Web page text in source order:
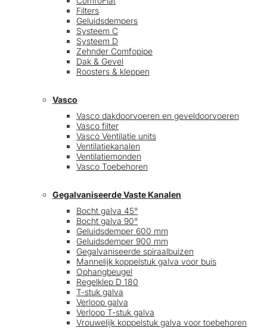
Filters
Geluidsdempers
Systeem C
Systeem D
Zehnder Comfopipe
Dak & Gevel
Roosters & kleppen
Vasco
Vasco dakdoorvoeren en geveldoorvoeren
Vasco filter
Vasco Ventilatie units
Ventilatiekanalen
Ventilatiemonden
Vasco Toebehoren
Gegalvaniseerde Vaste Kanalen
Bocht galva 45°
Bocht galva 90°
Geluidsdemper 600 mm
Geluidsdemper 900 mm
Gegalvaniseerde spiraalbuizen
Mannelijk koppelstuk galva voor buis
Ophangbeugel
Regelklep D 180
T-stuk galva
Verloop galva
Verloop T-stuk galva
Vrouwelijk koppelstuk galva voor toebehoren